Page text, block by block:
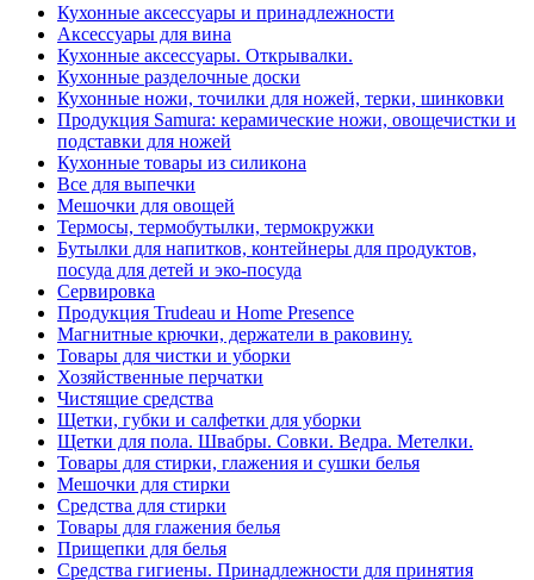
Кухонные аксессуары и принадлежности
Аксессуары для вина
Кухонные аксессуары. Открывалки.
Кухонные разделочные доски
Кухонные ножи, точилки для ножей, терки, шинковки
Продукция Samura: керамические ножи, овощечистки и
подставки для ножей
Кухонные товары из силикона
Все для выпечки
Мешочки для овощей
Термосы, термобутылки, термокружки
Бутылки для напитков, контейнеры для продуктов,
посуда для детей и эко-посуда
Сервировка
Продукция Trudeau и Home Presence
Магнитные крючки, держатели в раковину.
Товары для чистки и уборки
Хозяйственные перчатки
Чистящие средства
Щетки, губки и салфетки для уборки
Щетки для пола. Швабры. Совки. Ведра. Метелки.
Товары для стирки, глажения и сушки белья
Мешочки для стирки
Средства для стирки
Товары для глажения белья
Прищепки для белья
Средства гигиены. Принадлежности для принятия